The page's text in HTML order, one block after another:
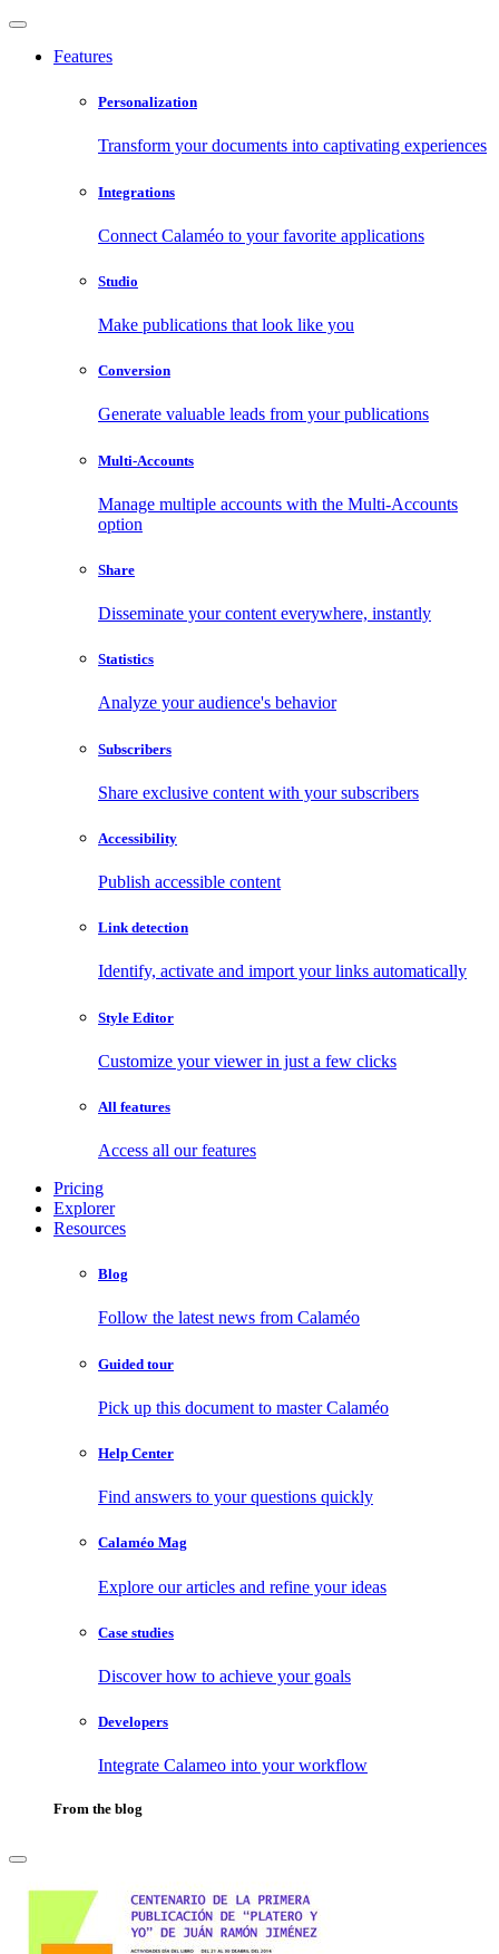
Features
Personalization
Transform your documents into captivating experiences
Integrations
Connect Calaméo to your favorite applications
Studio
Make publications that look like you
Conversion
Generate valuable leads from your publications
Multi-Accounts
Manage multiple accounts with the Multi-Accounts
option
Share
Disseminate your content everywhere, instantly
Statistics
Analyze your audience's behavior
Subscribers
Share exclusive content with your subscribers
Accessibility
Publish accessible content
Link detection
Identify, activate and import your links automatically
Style Editor
Customize your viewer in just a few clicks
All features
Access all our features
Pricing
Explorer
Resources
Blog
Follow the latest news from Calaméo
Guided tour
Pick up this document to master Calaméo
Help Center
Find answers to your questions quickly
Calaméo Mag
Explore our articles and refine your ideas
Case studies
Discover how to achieve your goals
Developers
Integrate Calameo into your workflow
From the blog